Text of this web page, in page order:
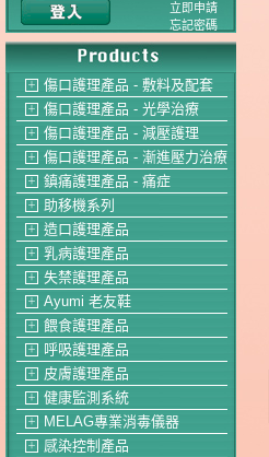
立即申請
忘記密碼
＋ 傷口護理產品 - 敷料及配套
＋ 傷口護理產品 - 光學治療
＋ 傷口護理產品 - 減壓護理
＋ 傷口護理產品 - 漸進壓力治療
＋ 鎮痛護理產品 - 痛症
＋ 助移機系列
＋ 造口護理產品
＋ 乳病護理產品
＋ 失禁護理產品
＋ Ayumi 老友鞋
＋ 餵食護理產品
＋ 呼吸護理產品
＋ 皮膚護理產品
＋ 健康監測系統
＋ MELAG專業消毒儀器
＋ 感染控制產品